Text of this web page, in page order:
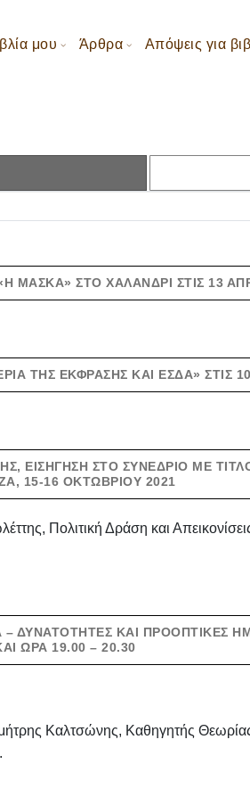
μου Άρθρα Απόψεις για
ΜΆΣΚΑ» ΣΤΟ ΧΑΛΆΝΔΡΙ ΣΤΙΣ 13
ΤΗΣ ΈΚΦΡΑΣΗΣ ΚΑΙ ΕΣΔΑ» ΣΤΙΣ
ΕΙΣΉΓΗΣΗ ΣΤΟ ΣΥΝΈΔΡΙΟ ΜΕ
15-16 ΟΚΤΩΒΡΊΟΥ 2021
Πολιτική Δράση και
ΚΑΙ ΠΡΟΟΠΤΙΚΈΣ
ΏΡΑ 19.00 – 20.30
Καλτσώνης, Καθηγητής